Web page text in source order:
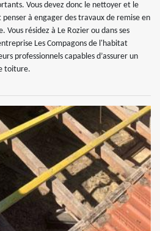
Vous devez donc le nettoyer et le
à engager des travaux de remise en
Vous résidez à Le Rozier ou dans ses
Les Compagons de l'habitat
professionnels capables d’assurer un
toiture.